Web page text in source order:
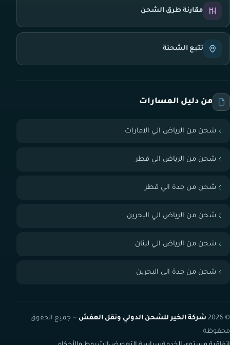
مقارنة طرق الشحن
تتبع الشحنة
من دليل المسارات
شحن من الرياض الي الامارات
شحن من الرياض الي قطر
شحن من جدة الي قطر
شحن من الرياض الي البحرين
شحن من الرياض الي لبنان
شحن من جدة الي البحرين
© 2026 شركة الخير للشحن الدولي ونقل العفش — جميع الحقوق
محفوظة